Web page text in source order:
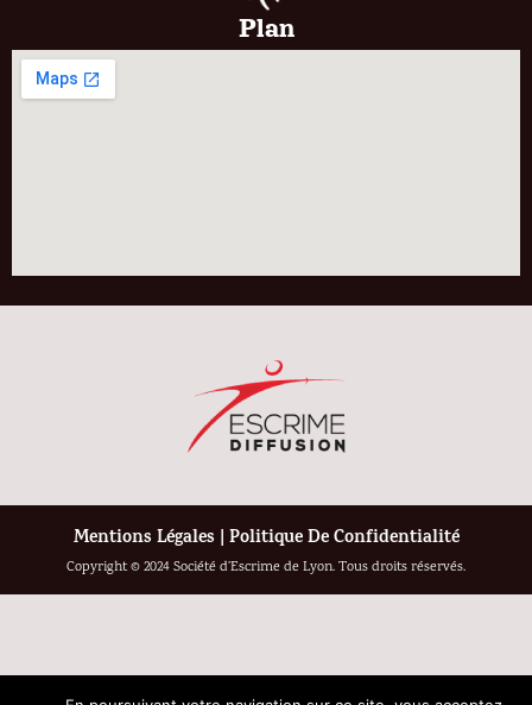
Plan
Mentions Légales | Politique De Confidentialité
Copyright © 2024 Société d’Escrime de Lyon. Tous droits réservés.